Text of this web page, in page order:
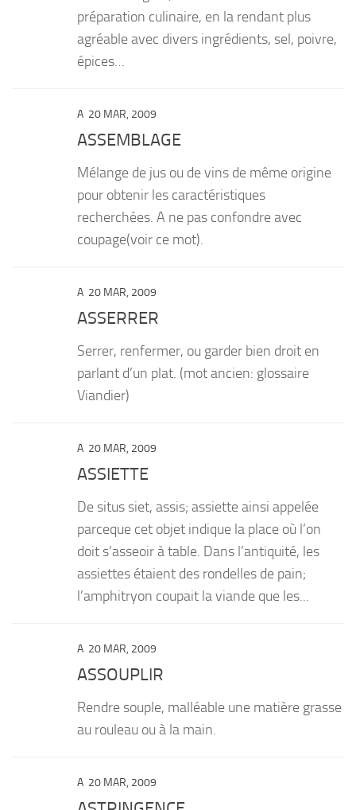
préparation culinaire, en la rendant plus
agréable avec divers ingrédients, sel, poivre,
épices…
A 20 MAR, 2009
ASSEMBLAGE
Mélange de jus ou de vins de même origine
pour obtenir les caractéristiques
recherchées. A ne pas confondre avec
coupage(voir ce mot).
A 20 MAR, 2009
ASSERRER
Serrer, renfermer, ou garder bien droit en
parlant d’un plat. (mot ancien: glossaire
Viandier)
A 20 MAR, 2009
ASSIETTE
De situs siet, assis; assiette ainsi appelée
parceque cet objet indique la place où l’on
doit s’asseoir à table. Dans l’antiquité, les
assiettes étaient des rondelles de pain;
l’amphitryon coupait la viande que les...
A 20 MAR, 2009
ASSOUPLIR
Rendre souple, malléable une matière grasse
au rouleau ou à la main.
A 20 MAR, 2009